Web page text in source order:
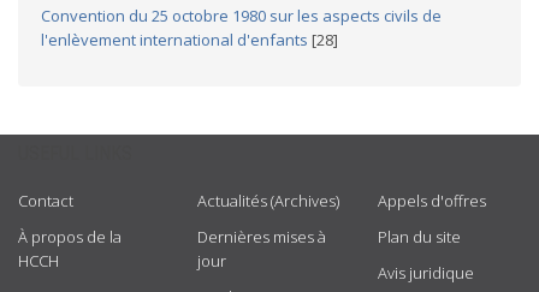
Convention du 25 octobre 1980 sur les aspects civils de
l'enlèvement international d'enfants [28]
Contact
À propos de la
HCCH
Actualités (Archives)
Dernières mises à
jour
Appels d'offres
Plan du site
Avis juridique